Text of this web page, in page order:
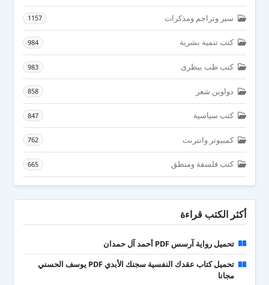
سير وتراجم ومذكرات 1157
كتب تنمية بشرية 984
كتب طب بيطرى 983
دواوين شعر 858
كتب سياسية 847
كمبيوتر وانترنت 762
كتب فلسفة ومنطق 665
أكثر الكتب قراءة
تحميل رواية آرسس PDF أحمد آل حمدان
تحميل كتاب عقدك النفسية سجنك الأبدي PDF يوسف الحسني
مجانا